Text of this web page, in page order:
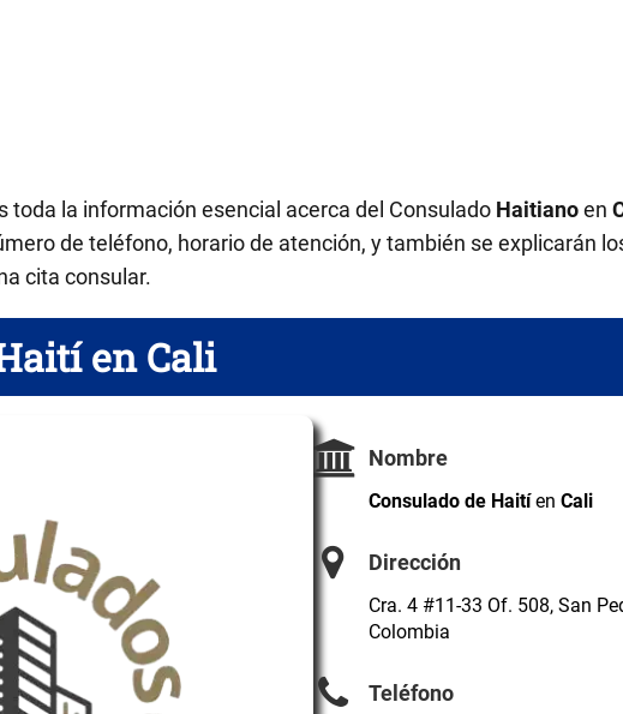
toda la información esencial acerca del Consulado Haitianoen
de teléfono, horario de atención, y también se explicarán
cita consular.
en Cali
Nombre
Consulado de Haitíen Cali
Dirección
Cra. 4 #11-33 Of. 508, San
Colombia
Teléfono